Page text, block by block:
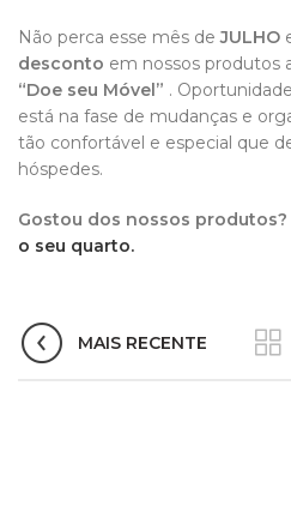
Não perca esse mês deJULHO
desconto em nossos produtos
“Doe seu Móvel” .
está na fase de mudanças e
tão confortável e especial que
hóspedes.
Gostou dos nossos produtos?
o seu quarto.
MAIS RECENTE